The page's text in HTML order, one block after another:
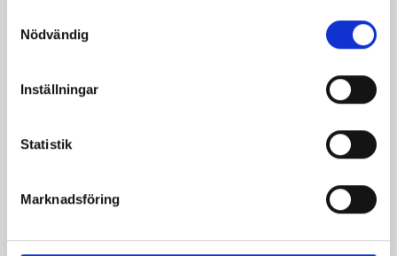
Nödvändig
Inställningar
Statistik
Marknadsföring
Produkter i receptet: